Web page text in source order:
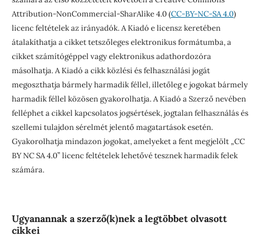
Attribution-NonCommercial-SharAlike 4.0 (CC-BY-NC-SA 4.0)
licenc feltételek az irányadók. A Kiadó e licensz keretében
átalakíthatja a cikket tetszőleges elektronikus formátumba, a
cikket számítógéppel vagy elektronikus adathordozóra
másolhatja. A Kiadó a cikk közlési és felhasználási jogát
megoszthatja bármely harmadik féllel, illetőleg e jogokat bármely
harmadik féllel közösen gyakorolhatja. A Kiadó a Szerző nevében
felléphet a cikkel kapcsolatos jogsértések, jogtalan felhasználás és
szellemi tulajdon sérelmét jelentő magatartások esetén.
Gyakorolhatja mindazon jogokat, amelyeket a fent megjelölt „CC
BY NC SA 4.0” licenc feltételek lehetővé tesznek harmadik felek
számára.
Ugyanannak a szerző(k)nek a legtöbbet olvasott
cikkei